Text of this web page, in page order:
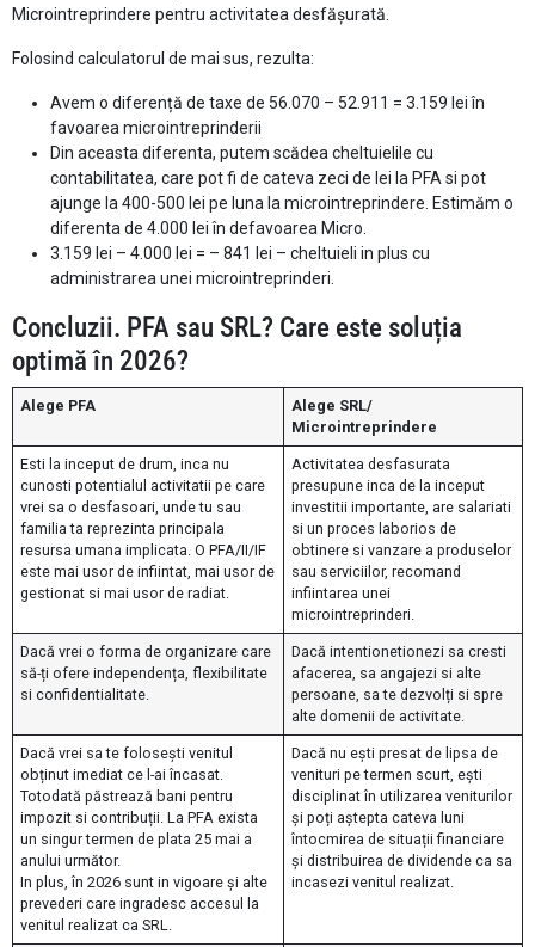
Microintreprindere pentru activitatea desfășurată.
Folosind calculatorul de mai sus, rezulta:
Avem o diferență de taxe de 56.070 – 52.911 = 3.159 lei în
favoarea microintreprinderii
Din aceasta diferenta, putem scădea cheltuielile cu
contabilitatea, care pot fi de cateva zeci de lei la PFA si pot
ajunge la 400-500 lei pe luna la microintreprindere. Estimăm o
diferenta de 4.000 lei în defavoarea Micro.
3.159 lei – 4.000 lei = – 841 lei – cheltuieli in plus cu
administrarea unei microintreprinderi.
Concluzii. PFA sau SRL? Care este soluția
optimă în 2026?
Alege PFA
Alege SRL/
Microintreprindere
Esti la inceput de drum, inca nu
cunosti potentialul activitatii pe care
vrei sa o desfasoari, unde tu sau
familia ta reprezinta principala
resursa umana implicata. O PFA/II/IF
este mai usor de infiintat, mai usor de
gestionat si mai usor de radiat.
Activitatea desfasurata
presupune inca de la inceput
investitii importante, are salariati
si un proces laborios de
obtinere si vanzare a produselor
sau serviciilor, recomand
infiintarea unei
microintreprinderi.
Dacă vrei o forma de organizare care
să-ți ofere independența, flexibilitate
si confidentialitate.
Dacă intentionetionezi sa cresti
afacerea, sa angajezi si alte
persoane, sa te dezvolți si spre
alte domenii de activitate.
Dacă vrei sa te folosești venitul
obținut imediat ce l-ai încasat.
Totodată păstrează bani pentru
impozit si contribuții. La PFA exista
un singur termen de plata 25 mai a
anului următor.
In plus, în 2026 sunt in vigoare și alte
prevederi care ingradesc accesul la
venitul realizat ca SRL.
Dacă nu ești presat de lipsa de
venituri pe termen scurt, ești
disciplinat în utilizarea veniturilor
și poți aștepta cateva luni
întocmirea de situații financiare
și distribuirea de dividende ca sa
incasezi venitul realizat.